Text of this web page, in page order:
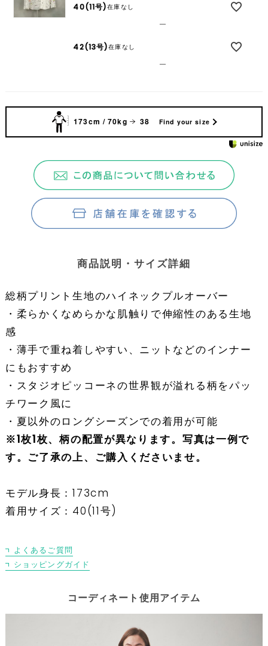
40(11号)在庫なし
—
42(13号)在庫なし
—
173cm / 70kg 38 Find your size
商品説明・サイズ詳細
総柄プリント生地のハイネックプルオーバー
・柔らかくなめらかな肌触りで伸縮性のある生地
感
・薄手で重ね着しやすい、ニットなどのインナー
にもおすすめ
・スタジオピッコーネの世界観が溢れる柄をパッ
チワーク風に
・夏以外のロングシーズンでの着用が可能
※1枚1枚、柄の配置が異なります。写真は一例で
す。ご了承の上、ご購入くださいませ。
モデル身長：173cm
着用サイズ：40(11号)
よくあるご質問
ショッピングガイド
コーディネート使用アイテム